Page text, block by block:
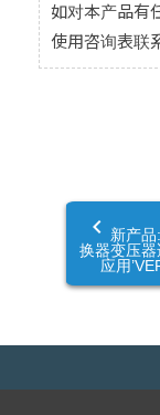
如对本产品有
使用咨询表联
navigate_before 新产
换器变压
应用